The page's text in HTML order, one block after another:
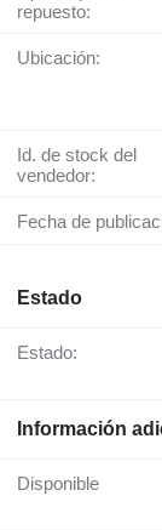
repuesto:
Ubicación:
Id. de stock del
vendedor:
Fecha de
Estado
Estado:
Información
Disponible